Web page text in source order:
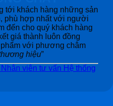
tới khách hàng những sản
phù hợp nhất với người
đến cho quý khách hàng
giá thành luôn đồng
với phương châm
hiệu”
Nhân viên tư vấn Hệ thống